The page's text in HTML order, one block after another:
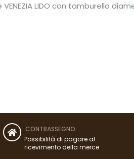
LIDO con tamburello
CONTRASSEGNO
Possibilità di pagare al
ricevimento della merce